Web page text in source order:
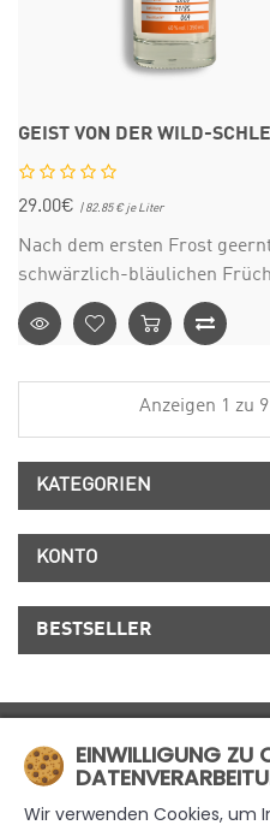
GEIST VON DER WILD-
29.00€ | 82.85 € je Liter
Nach dem ersten Frost
schwärzlich-bläulichen
Anzeigen 1 zu
KATEGORIEN
KONTO
BESTSELLER
INFORMATIONEN
EINWILLIGUNG ZU
Wir verwenden Cookies, um